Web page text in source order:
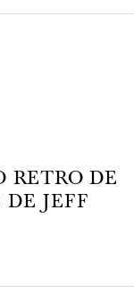
RETRO DE
JEFF